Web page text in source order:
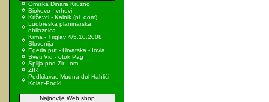
Omiska Dinara Kruzno
Biokovo - vrhovi
Križevci - Kalnik (pl. dom)
Ludbreška planinarska
obilaznica
Krma - Triglav 4/5.10.2008
Slovenija
Egeria put - Hrvatska - Iovia
Sveti Vid - otok Pag
Spilja pod Zir - om
ZIR
Podkilavac-Mudna dol-Hahlići-
Kolac-Podki
Najnovije Web shop